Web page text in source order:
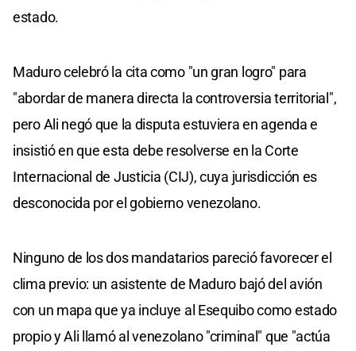
estado.
Maduro celebró la cita como "un gran logro" para
"abordar de manera directa la controversia territorial",
pero Ali negó que la disputa estuviera en agenda e
insistió en que esta debe resolverse en la Corte
Internacional de Justicia (CIJ), cuya jurisdicción es
desconocida por el gobierno venezolano.
Ninguno de los dos mandatarios pareció favorecer el
clima previo: un asistente de Maduro bajó del avión
con un mapa que ya incluye al Esequibo como estado
propio y Ali llamó al venezolano "criminal" que "actúa